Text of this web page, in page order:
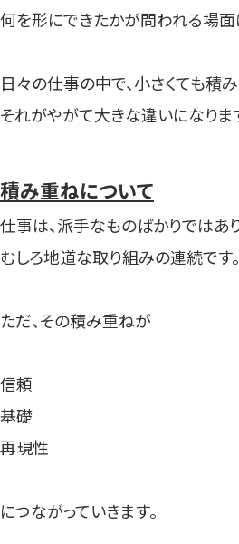
何を形にできたかが問われる場面
日々の仕事の中で、小さくても積
それがやがて大きな違いになりま
積み重ねについて
仕事は、派手なものばかりではあ
むしろ地道な取り組みの連続です。
ただ、その積み重ねが
信頼
基礎
再現性
につながっていきます。